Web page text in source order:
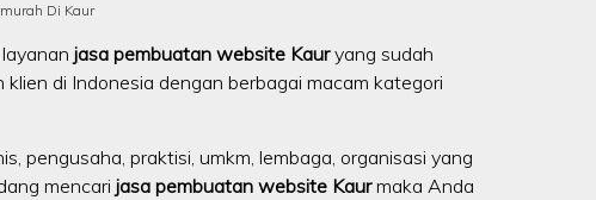
Di Kaur
jasa pembuatan website Kauryang sudah
klien di Indonesia dengan berbagai macam kategori
pengusaha, praktisi, umkm, lembaga, organisasi yang
mencari jasa pembuatan website Kaurmaka Anda